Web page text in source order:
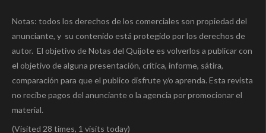
Notas: todos los derechos de los comerciales son propiedad del
anunciante, y su contenido está protegido por los derechos de
autor. El objetivo de Notas del Quijote es volverlos a publicar con
el objetivo de alguna presentación, crítica, informe, sátira,
comparación para que el publico disfrute y/o aprenda. Esta revista
no recibe pagos del anunciante o la agencia por promocionar el
material.
(Visited 28 times, 1 visits today)